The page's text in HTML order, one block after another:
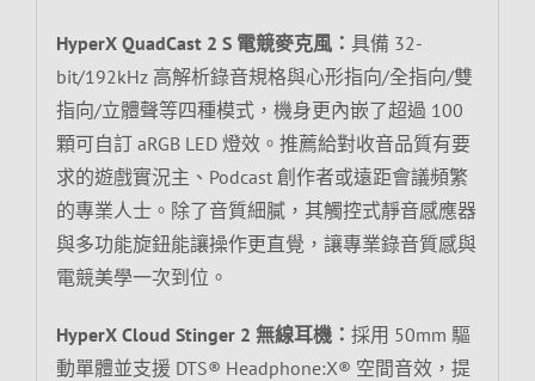
HyperX QuadCast 2 S 電競麥克風： 具備 32-
bit/192kHz 高解析錄音規格與心形指向/全指向/雙
指向/立體聲等四種模式，機身更內嵌了超過 100
顆可自訂 aRGB LED 燈效。推薦給對收音品質有要
求的遊戲實況主、Podcast 創作者或遠距會議頻繁
的專業人士。除了音質細膩，其觸控式靜音感應器
與多功能旋鈕能讓操作更直覺，讓專業錄音質感與
電競美學一次到位。
HyperX Cloud Stinger 2 無線耳機： 採用 50mm 驅
動單體並支援 DTS® Headphone:X® 空間音效，提